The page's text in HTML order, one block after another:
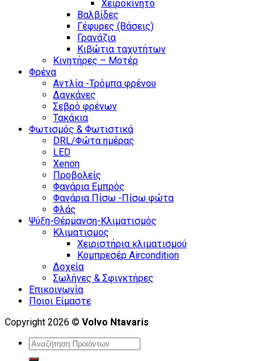
Χειροκίνητο
Βαλβίδες
Γέφυρες (Βάσεις)
Γρανάζια
Κιβώτια ταχυτήτων
Κινητήρες – Μοτέρ
Φρένα
Αντλία -Τρόμπα φρένου
Δαγκάνες
Σεβρό φρένων
Τακάκια
Φωτισμός & Φωτιστικά
DRL/Φώτα ημέρας
LED
Xenon
Προβολείς
Φανάρια Εμπρός
Φανάρια Πίσω -Πίσω φώτα
Φλάς
Ψύξη-Θέρμανση-Κλιματισμός
Κλιματισμος
Χειριστήρια κλιματισμού
Κομπρεσέρ Aircondition
Δοχεία
Σωλήνες & Σφιγκτήρες
Επικοινωνία
Ποιοι Είμαστε
Copyright 2026 © Volvo Ntavaris
Search